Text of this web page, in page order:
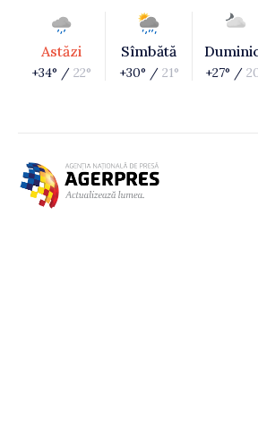
Astăzi
+34° / 22°
Sîmbătă
+30° / 21° +27° /